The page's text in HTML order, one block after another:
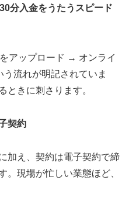
分入金をうたうスピード
アップロード → オンライ
流れが明記されていま
ときに刺さります。
契約
加え、契約は電子契約で締
。現場が忙しい業態ほど、